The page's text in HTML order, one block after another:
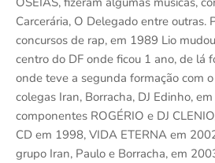
Carcerária, O Delegado entre outras.
concursos de rap, em 1989 Lio
centro do DF onde ficou 1 ano, de lá
onde teve a segunda formação com
colegas Iran, Borracha, DJ Edinho,
componentes ROGÉRIO e DJ
CD em 1998, VIDA ETERNA em
grupo Iran, Paulo e Borracha, em